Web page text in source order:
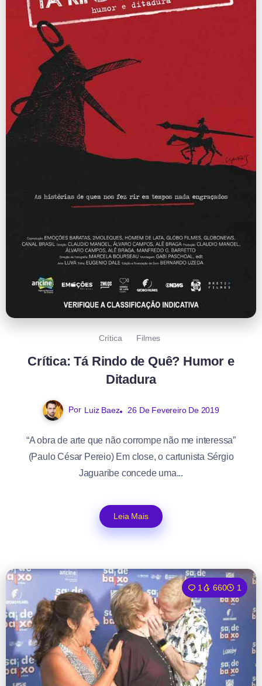
Crítica Filmes
Crítica: Tá Rindo de Quê? Humor e
Ditadura
Por Luiz Baez 26 De Fevereiro De 2019
“A obra de arte que não corrompe não me interessa”
(Paulo César Pereio) Em close, o cartunista Sérgio
Jaguaribe concede uma...
Leia Mais
1 660 1